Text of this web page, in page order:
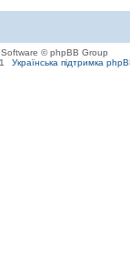
© phpBB Group
Українська підтримка